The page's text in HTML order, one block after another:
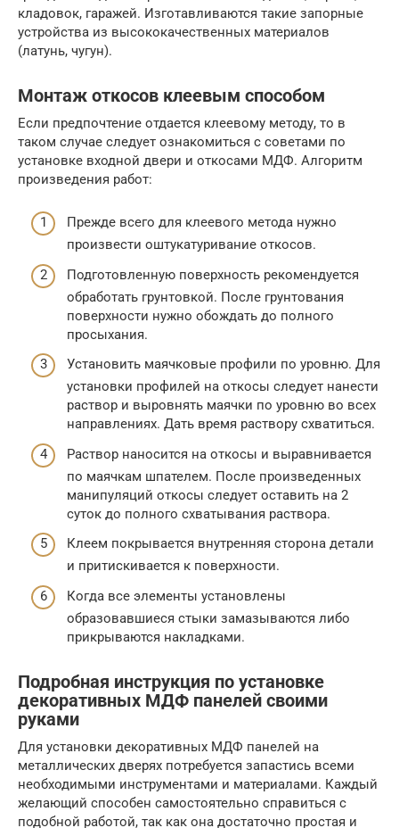
кладовок, гаражей. Изготавливаются такие запорные
устройства из высококачественных материалов
(латунь, чугун).
Монтаж откосов клеевым способом
Если предпочтение отдается клеевому методу, то в
таком случае следует ознакомиться с советами по
установке входной двери и откосами МДФ. Алгоритм
произведения работ:
Прежде всего для клеевого метода нужно
произвести оштукатуривание откосов.
Подготовленную поверхность рекомендуется
обработать грунтовкой. После грунтования
поверхности нужно обождать до полного
просыхания.
Установить маячковые профили по уровню. Для
установки профилей на откосы следует нанести
раствор и выровнять маячки по уровню во всех
направлениях. Дать время раствору схватиться.
Раствор наносится на откосы и выравнивается
по маячкам шпателем. После произведенных
манипуляций откосы следует оставить на 2
суток до полного схватывания раствора.
Клеем покрывается внутренняя сторона детали
и притискивается к поверхности.
Когда все элементы установлены
образовавшиеся стыки замазываются либо
прикрываются накладками.
Подробная инструкция по установке
декоративных МДФ панелей своими
руками
Для установки декоративных МДФ панелей на
металлических дверях потребуется запастись всеми
необходимыми инструментами и материалами. Каждый
желающий способен самостоятельно справиться с
подобной работой, так как она достаточно простая и